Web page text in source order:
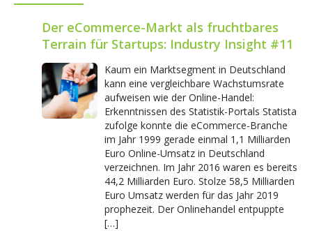
Der eCommerce-Markt als fruchtbares
Terrain für Startups: Industry Insight #11
Kaum ein Marktsegment in Deutschland
kann eine vergleichbare Wachstumsrate
aufweisen wie der Online-Handel:
Erkenntnissen des Statistik-Portals Statista
zufolge konnte die eCommerce-Branche
im Jahr 1999 gerade einmal 1,1 Milliarden
Euro Online-Umsatz in Deutschland
verzeichnen. Im Jahr 2016 waren es bereits
44,2 Milliarden Euro. Stolze 58,5 Milliarden
Euro Umsatz werden für das Jahr 2019
prophezeit. Der Onlinehandel entpuppte
[…]